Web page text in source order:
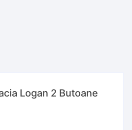
Logan 2 Butoane